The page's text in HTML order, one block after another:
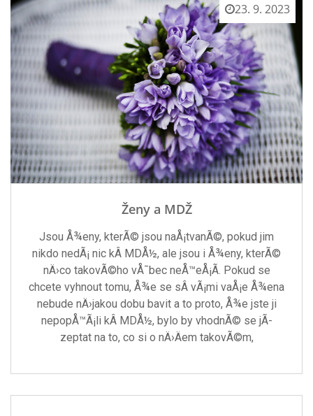
23. 9. 2023
Ženy a MDŽ
Jsou Å¾eny, kterÃ© jsou naÅ¡tvanÃ©, pokud jim
nikdo nedÃ¡ nic kÂ MDÅ½, ale jsou i Å¾eny, kterÃ©
nÄ›co takovÃ©ho vÅ¯bec neÅ™eÅ¡Ã­. Pokud se
chcete vyhnout tomu, Å¾e se sÂ vÃ¡mi vaÅ¡e Å¾ena
nebude nÄ›jakou dobu bavit a to proto, Å¾e jste ji
nepopÅ™Ã¡li kÂ MDÅ½, bylo by vhodnÃ© se jÃ­
zeptat na to, co si o nÄ›Äem takovÃ©m,